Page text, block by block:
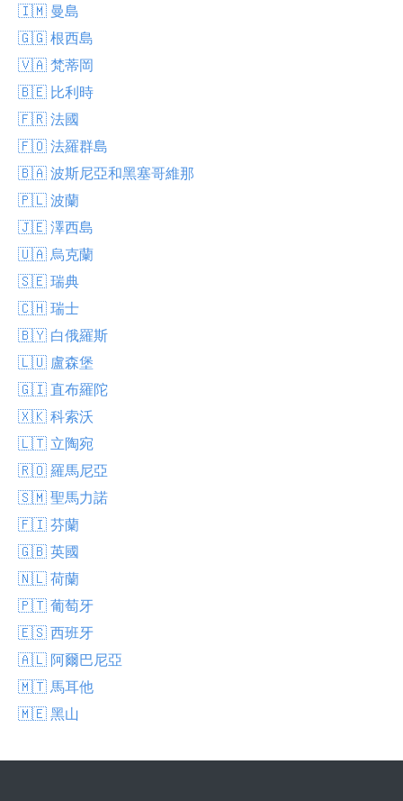
🇮🇲 曼島
🇬🇬 根西島
🇻🇦 梵蒂岡
🇧🇪 比利時
🇫🇷 法國
🇫🇴 法羅群島
🇧🇦 波斯尼亞和黑塞哥維那
🇵🇱 波蘭
🇯🇪 澤西島
🇺🇦 烏克蘭
🇸🇪 瑞典
🇨🇭 瑞士
🇧🇾 白俄羅斯
🇱🇺 盧森堡
🇬🇮 直布羅陀
🇽🇰 科索沃
🇱🇹 立陶宛
🇷🇴 羅馬尼亞
🇸🇲 聖馬力諾
🇫🇮 芬蘭
🇬🇧 英國
🇳🇱 荷蘭
🇵🇹 葡萄牙
🇪🇸 西班牙
🇦🇱 阿爾巴尼亞
🇲🇹 馬耳他
🇲🇪 黑山